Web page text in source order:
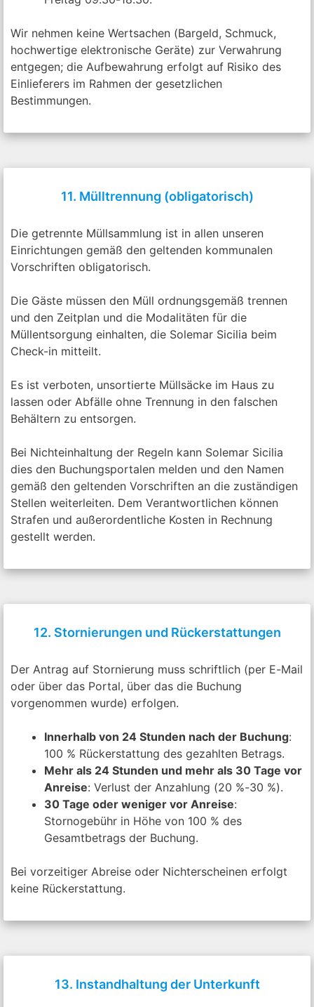
Wir nehmen keine Wertsachen (Bargeld, Schmuck,
hochwertige elektronische Geräte) zur Verwahrung
entgegen; die Aufbewahrung erfolgt auf Risiko des
Einlieferers im Rahmen der gesetzlichen
Bestimmungen.
11. Mülltrennung (obligatorisch)
Die getrennte Müllsammlung ist in allen unseren
Einrichtungen gemäß den geltenden kommunalen
Vorschriften obligatorisch.
Die Gäste müssen den Müll ordnungsgemäß trennen
und den Zeitplan und die Modalitäten für die
Müllentsorgung einhalten, die Solemar Sicilia beim
Check-in mitteilt.
Es ist verboten, unsortierte Müllsäcke im Haus zu
lassen oder Abfälle ohne Trennung in den falschen
Behältern zu entsorgen.
Bei Nichteinhaltung der Regeln kann Solemar Sicilia
dies den Buchungsportalen melden und den Namen
gemäß den geltenden Vorschriften an die zuständigen
Stellen weiterleiten. Dem Verantwortlichen können
Strafen und außerordentliche Kosten in Rechnung
gestellt werden.
12. Stornierungen und Rückerstattungen
Der Antrag auf Stornierung muss schriftlich (per E-Mail
oder über das Portal, über das die Buchung
vorgenommen wurde) erfolgen.
Innerhalb von 24 Stunden nach der Buchung:
100 % Rückerstattung des gezahlten Betrags.
Mehr als 24 Stunden und mehr als 30 Tage vor
Anreise: Verlust der Anzahlung (20 %-30 %).
30 Tage oder weniger vor Anreise:
Stornogebühr in Höhe von 100 % des
Gesamtbetrags der Buchung.
Bei vorzeitiger Abreise oder Nichterscheinen erfolgt
keine Rückerstattung.
13. Instandhaltung der Unterkunft